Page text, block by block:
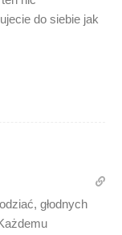
do siebie jak
głodnych